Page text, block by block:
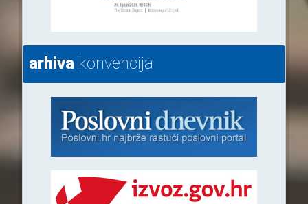
arhivakonvencija